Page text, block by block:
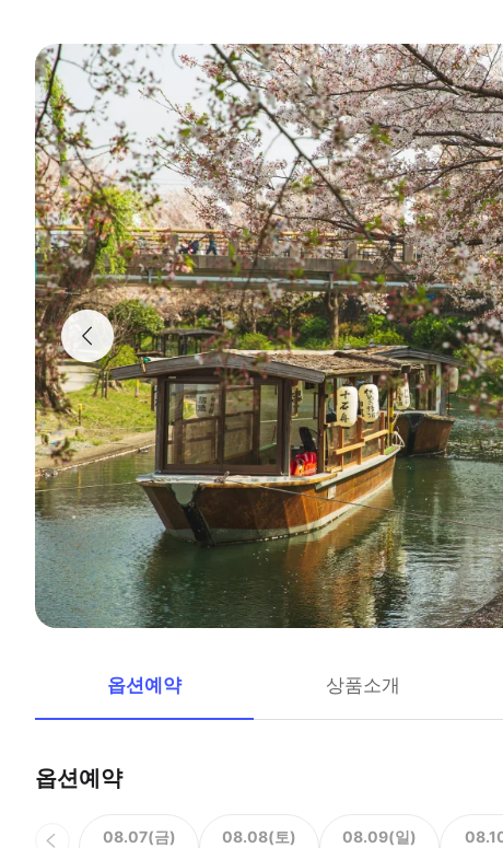
옵션예약 상품소개
옵션예약
08.07(금) 08.08(토) 08.09(일)